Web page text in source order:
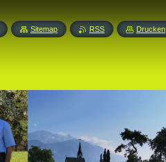
Sitemap RSS Drucken